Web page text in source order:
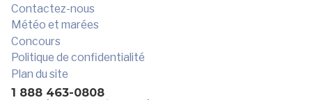
Contactez-nous
Météo et marées
Concours
Politique de confidentialité
Plan du site
1 888 463-0808